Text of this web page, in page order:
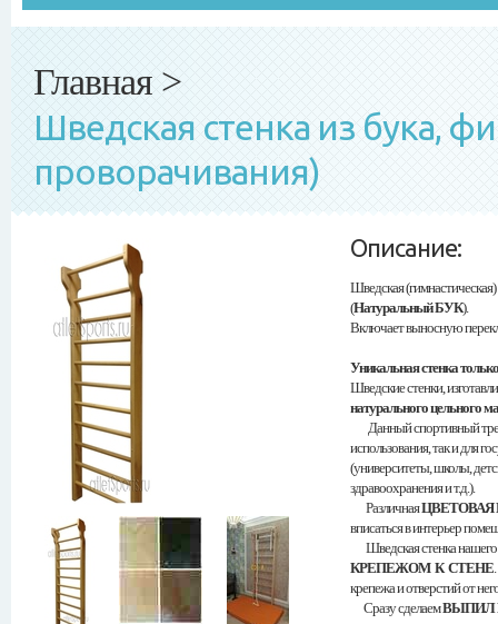
Главная >
Шведская стенка из бука,
проворачивания)
Описание:
Шведская (гимнастическая)
(Натуральный БУК).
Включает выносную
Уникальная стенка
Шведские стенки,
натурального цельного
Данный спортивный
использования, так и для
(университеты, школы,
здравоохранения и т.д.).
РазличнаяЦВЕТОВАЯ
вписаться в интерьер
Шведская стенка нашего
КРЕПЕЖОМ К СТЕНЕ
крепежа и отверстий от
Сразу сделаемВЫПИЛ